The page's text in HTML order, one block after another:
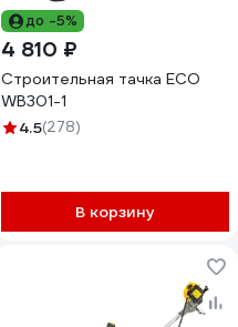
до -5%
4 810 ₽
Строительная тачка ECO
WB301-1
4.5(278)
В корзину